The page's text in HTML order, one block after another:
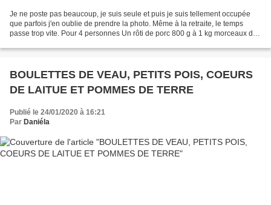
Je ne poste pas beaucoup, je suis seule et puis je suis tellement occupée
que parfois j'en oublie de prendre la photo. Même à la retraite, le temps
passe trop vite. Pour 4 personnes Un rôti de porc 800 g à 1 kg morceaux des
BOULETTES DE VEAU, PETITS POIS, COEURS
DE LAITUE ET POMMES DE TERRE
Publié le 24/01/2020 à 16:21
Par Daniéla